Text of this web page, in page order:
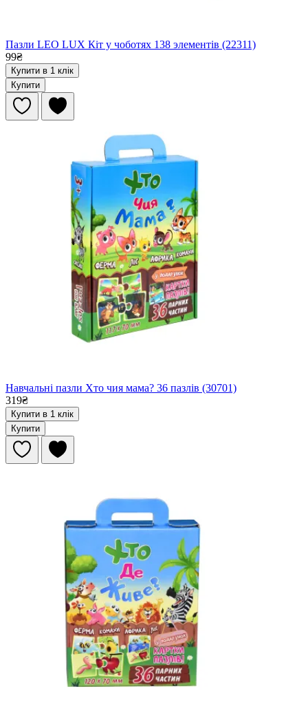
Пазли LEO LUX Кіт у чоботях 138 элементів (22311)
99₴
Купити в 1 клік
Купити
Навчальні пазли Хто чия мама? 36 пазлів (30701)
319₴
Купити в 1 клік
Купити